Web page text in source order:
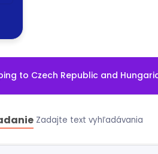
to Czech Republic and